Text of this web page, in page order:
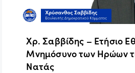
Χρ. Σαββίδης – Ετήσιο
Μνημόσυνο των Ηρώων
Νατάς